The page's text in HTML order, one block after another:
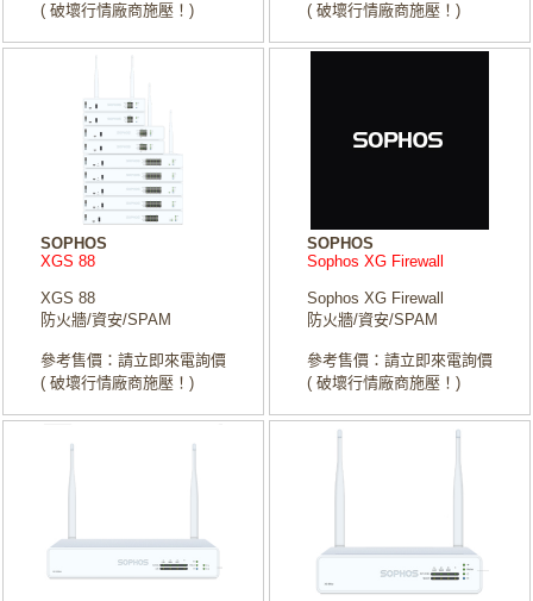
( 破壞行情廠商施壓！)
( 破壞行情廠商施壓！)
SOPHOS
XGS 88
XGS 88
防火牆/資安/SPAM
參考售價：請立即來電詢價
( 破壞行情廠商施壓！)
SOPHOS
Sophos XG Firewall
Sophos XG Firewall
防火牆/資安/SPAM
參考售價：請立即來電詢價
( 破壞行情廠商施壓！)